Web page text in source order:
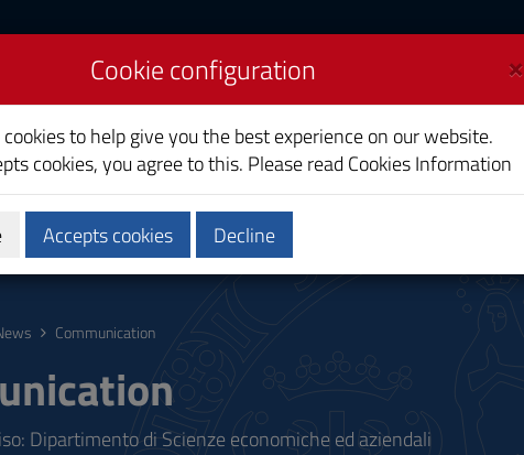
Research Society and territory
Communication
Dipartimento di Scienze economiche ed aziendali
×
Cookie configuration
to help give you the best experience on our website.
cookies, you agree to this. Please read Cookies Information
Accepts cookies Decline